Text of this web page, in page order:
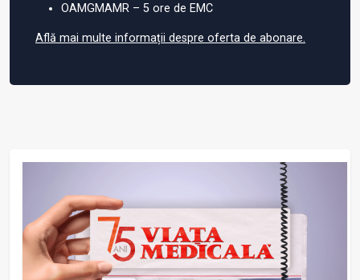
OAMGMAMR – 5 ore de EMC
Află mai multe informații despre oferta de abonare.